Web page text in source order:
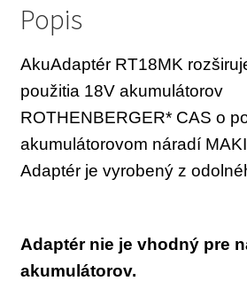
REMS
RIDGID
RYOBI
STANLEY
WOLFF
Popis
AkuAdaptér RT18MK
použitia 18V akumulátorov
ROTHENBERGER* CAS o
akumulátorovom náradí
Adaptér je vyrobený z
Adaptér nie je vhodný pre
akumulátorov.